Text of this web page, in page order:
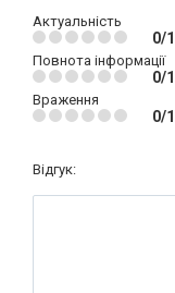
Актуальність
0/
Повнота інформації
0/
Враження
0/
Відгук: